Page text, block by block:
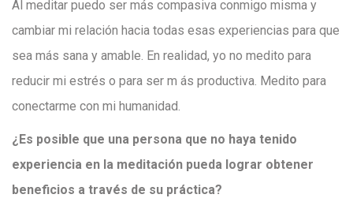
Al meditar puedo ser más compasiva conmigo misma y
cambiar mi relación hacia todas esas experiencias para que
sea más sana y amable. En realidad, yo no medito para
reducir mi estrés o para ser m ás productiva. Medito para
conectarme con mi humanidad.
¿Es posible que una persona que no haya tenido
experiencia en la meditación pueda lograr obtener
beneficios a través de su práctica?